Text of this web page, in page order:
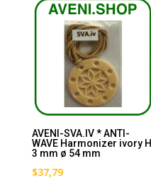
AVENI-SVA.IV * ANTI-
WAVE Harmonizer ivory H
3 mm ø 54 mm
$37,79